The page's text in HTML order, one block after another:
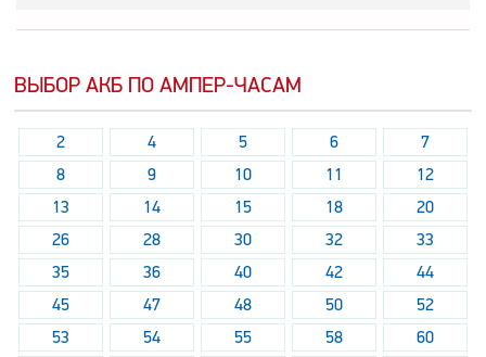
ВЫБОР АКБ ПО АМПЕР-ЧАСАМ
2 4 5 6
7
8
9 10 11
12
13
14 15 18
20
26
28 30 32
33
35
36 40 42
44
45
47 48 50
52
53
54 55 58
60